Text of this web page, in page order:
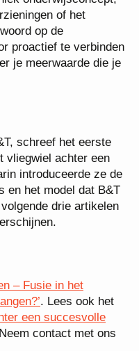
of het
op de
proactief te verbinden
je meerwaarde die je
schreef het eerste
vliegwiel achter een
introduceerde ze de
en het model dat B&T
drie artikelen
– Fusie in het
. Lees ook het
een succesvolle
contact met ons